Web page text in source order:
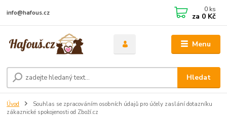
Menu
Hledat
info@hafous.cz 0 ks
za 0 Kč
Úvod
Souhlas se zpracováním osobních údajů pro účely zaslání dotazníku
zákaznické spokojenosti od Zboží.cz